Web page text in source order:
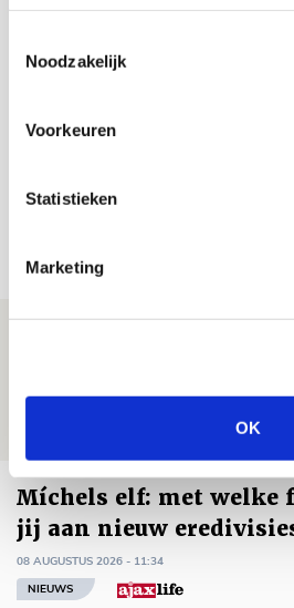
Noodzakelijk
Voorkeuren
Statistieken
Marketing
OK
Bekijk alle berichten van De
08 AUGUSTUS 2026 - 12:32
Míchels elf: met welke
jij aan nieuw
08 AUGUSTUS 2026 - 11:34
NIEUWS